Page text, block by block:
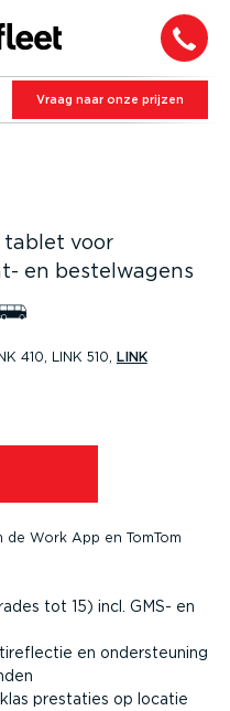
Vraag naar onze prijzen
tablet voor
en bestel­wagens
410, LINK 510, LINK
Work App en TomTom
tot 15) incl. GMS- en
en onder­steuning
prestaties op locatie